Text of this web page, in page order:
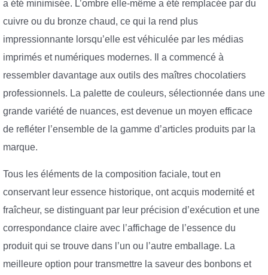
a été minimisée. L’ombre elle-même a été remplacée par du
cuivre ou du bronze chaud, ce qui la rend plus
impressionnante lorsqu’elle est véhiculée par les médias
imprimés et numériques modernes. Il a commencé à
ressembler davantage aux outils des maîtres chocolatiers
professionnels. La palette de couleurs, sélectionnée dans une
grande variété de nuances, est devenue un moyen efficace
de refléter l’ensemble de la gamme d’articles produits par la
marque.
Tous les éléments de la composition faciale, tout en
conservant leur essence historique, ont acquis modernité et
fraîcheur, se distinguant par leur précision d’exécution et une
correspondance claire avec l’affichage de l’essence du
produit qui se trouve dans l’un ou l’autre emballage. La
meilleure option pour transmettre la saveur des bonbons et